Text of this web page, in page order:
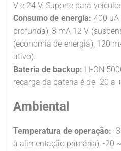
V e 24 V. Suporte para
Consumo de energia: 400 uA
profunda), 3 mA 12 V
(economia de energia), 120
ativo).
Bateria de backup: LI-ON
recarga da bateria é de -20 a
Ambiental
Temperatura de operação: -
à alimentação primária), -20